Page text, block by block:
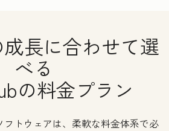
成長に合わせて選
べる
の料金プラン
フトウェアは、柔軟な料金体系で必